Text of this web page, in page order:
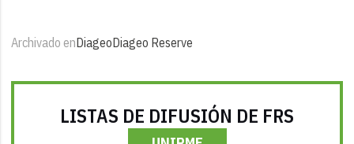
Archivado enDiageoDiageo Reserve
LISTAS DE DIFUSIÓN DE FRS